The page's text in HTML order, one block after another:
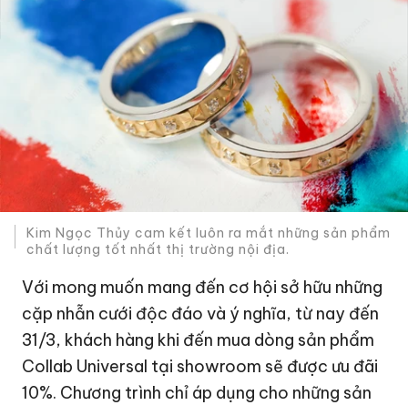
Kim Ngọc Thủy cam kết luôn ra mắt những sản phẩm
chất lượng tốt nhất thị trường nội địa.
Với mong muốn mang đến cơ hội sở hữu những
cặp nhẫn cưới độc đáo và ý nghĩa, từ nay đến
31/3, khách hàng khi đến mua dòng sản phẩm
Collab Universal tại showroom sẽ được ưu đãi
10%. Chương trình chỉ áp dụng cho những sản